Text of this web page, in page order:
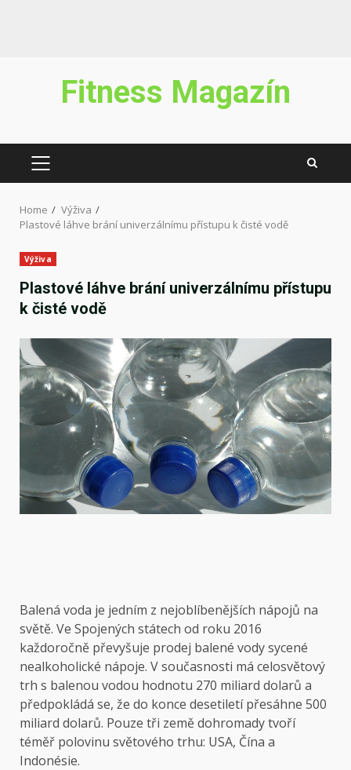
Fitness Magazín
PRIMARY
Home
Výživa
Plastové láhve brání univerzálnímu přístupu k čisté vodě
Výživa
Plastové láhve brání univerzálnímu přístupu
k čisté vodě
Balená voda je jedním z nejoblíbenějších nápojů na
světě. Ve Spojených státech od roku 2016
každoročně převyšuje prodej balené vody sycené
nealkoholické nápoje. V současnosti má celosvětový
trh s balenou vodou hodnotu 270 miliard dolarů a
předpokládá se, že do konce desetiletí přesáhne 500
miliard dolarů. Pouze tři země dohromady tvoří
téměř polovinu světového trhu: USA, Čína a
Indonésie.